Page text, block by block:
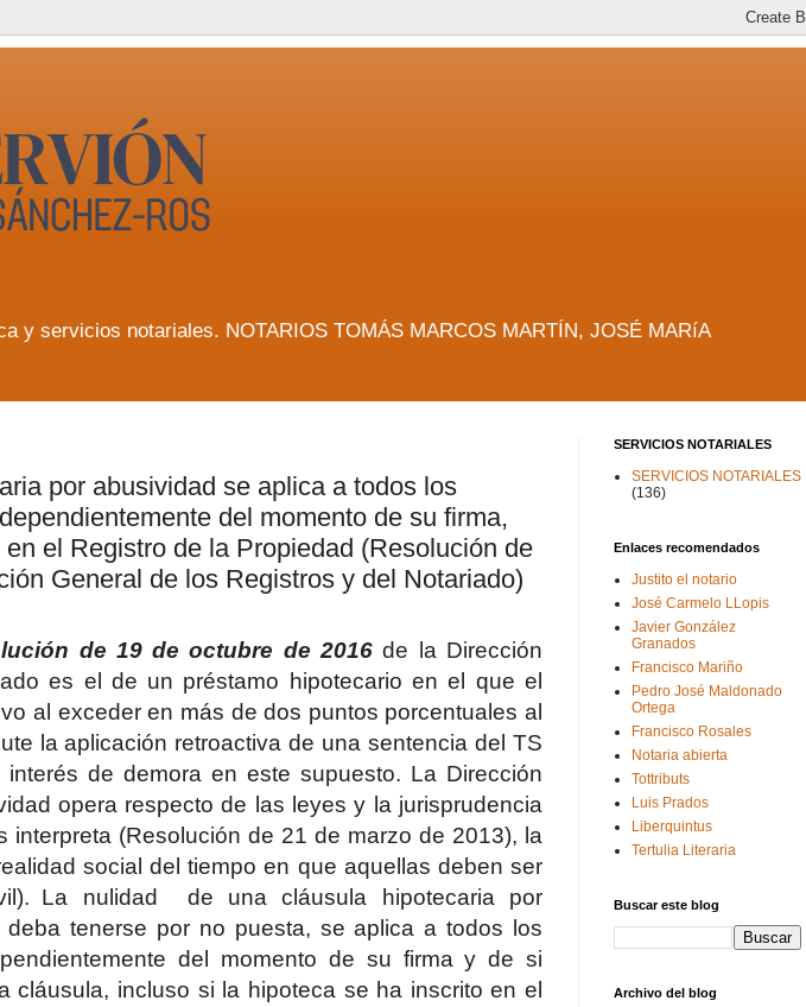
y servicios notariales. NOTARIOS TOMÁS MARCOS MARTÍN, JOSÉ MARíA
por abusividad se aplica a todos los
del momento de su firma,
el Registro de la Propiedad (Resolución de
General de los Registros y del Notariado)
de 19 de octubre de 2016 de la Dirección
es el de un préstamo hipotecario en el que el
al exceder en más de dos puntos porcentuales al
la aplicación retroactiva de una sentencia del TS
de demora en este supuesto. La Dirección
opera respecto de las leyes y la jurisprudencia
(Resolución de 21 de marzo de 2013), la
social del tiempo en que aquellas deben ser
La nulidad
de una cláusula hipotecaria por
tenerse por no puesta, se aplica a todos los
del momento de su firma y de si
cláusula, incluso si la hipoteca se ha inscrito en el
SERVICIOS NOTARIALES
SERVICIOS NOTARIALES
(136)
Enlaces recomendados
Justito el notario
José Carmelo LLopis
Javier González
Granados
Francisco Mariño
Pedro José Maldonado
Ortega
Francisco Rosales
Notaria abierta
Tottributs
Luis Prados
Liberquintus
Tertulia Literaria
Buscar este blog
Archivo del blog